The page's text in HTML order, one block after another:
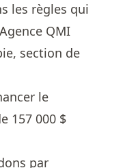
les règles qui
QMI
section de
le
157 000 $
par